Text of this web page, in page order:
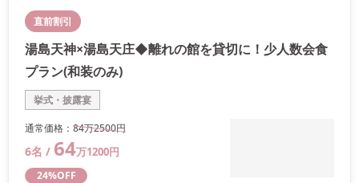
直前割引
湯島天神×湯島天庄◆離れの館を貸切に！少人数会食
プラン(和装のみ)
挙式・披露宴
通常価格： 84万2500円
6名 / 64万1200円
24%OFF